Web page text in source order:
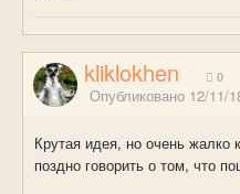
kliklokhen 0
Опубликовано 12/11/
Крутая идея, но очень жалко
поздно говорить о том, что